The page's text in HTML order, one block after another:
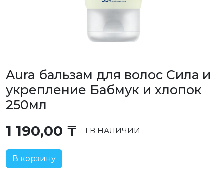
Aura бальзам для волос Сила и
укрепление Бабмук и хлопок
250мл
1 190,00 ₸ 1 В НАЛИЧИИ
В корзину